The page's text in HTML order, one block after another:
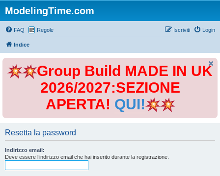
ModelingTime.com
FAQ Regole Login
Iscriviti
Indice
Group Build MADE IN UK
2026/2027:SEZIONE
APERTA! QUI!
Resetta la password
Indirizzo email:
Deve essere l’indirizzo email che hai inserito durante la registrazione.